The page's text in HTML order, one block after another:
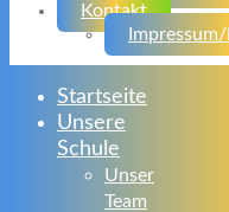
Kontakt
Startseite
Unsere
Schule
Unser
Team